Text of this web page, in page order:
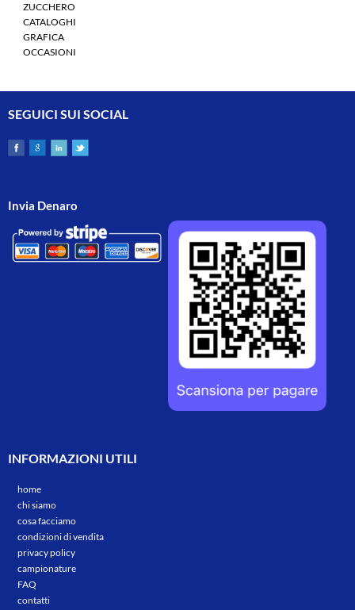
ZUCCHERO
CATALOGHI
GRAFICA
OCCASIONI
SEGUICI SUI SOCIAL
Invia Denaro
INFORMAZIONI UTILI
home
chi siamo
cosa facciamo
condizioni di vendita
privacy policy
campionature
FAQ
contatti